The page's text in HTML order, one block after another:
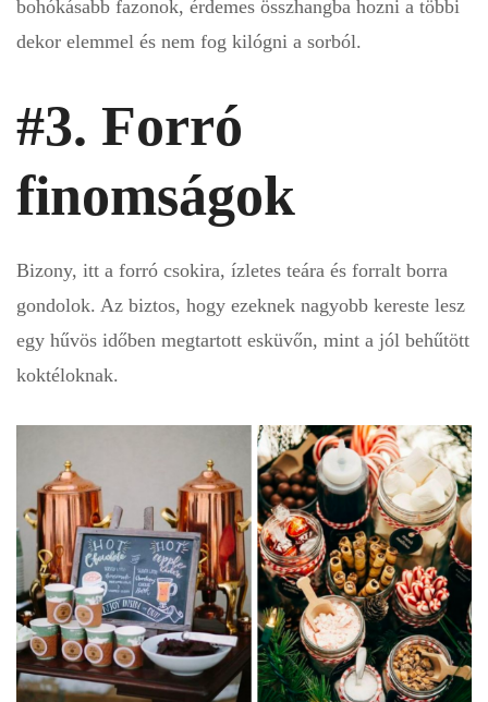
bohókásabb fazonok, érdemes összhangba hozni a többi
dekor elemmel és nem fog kilógni a sorból.
#3. Forró
finomságok
Bizony, itt a forró csokira, ízletes teára és forralt borra
gondolok. Az biztos, hogy ezeknek nagyobb kereste lesz
egy hűvös időben megtartott esküvőn, mint a jól behűtött
koktéloknak.